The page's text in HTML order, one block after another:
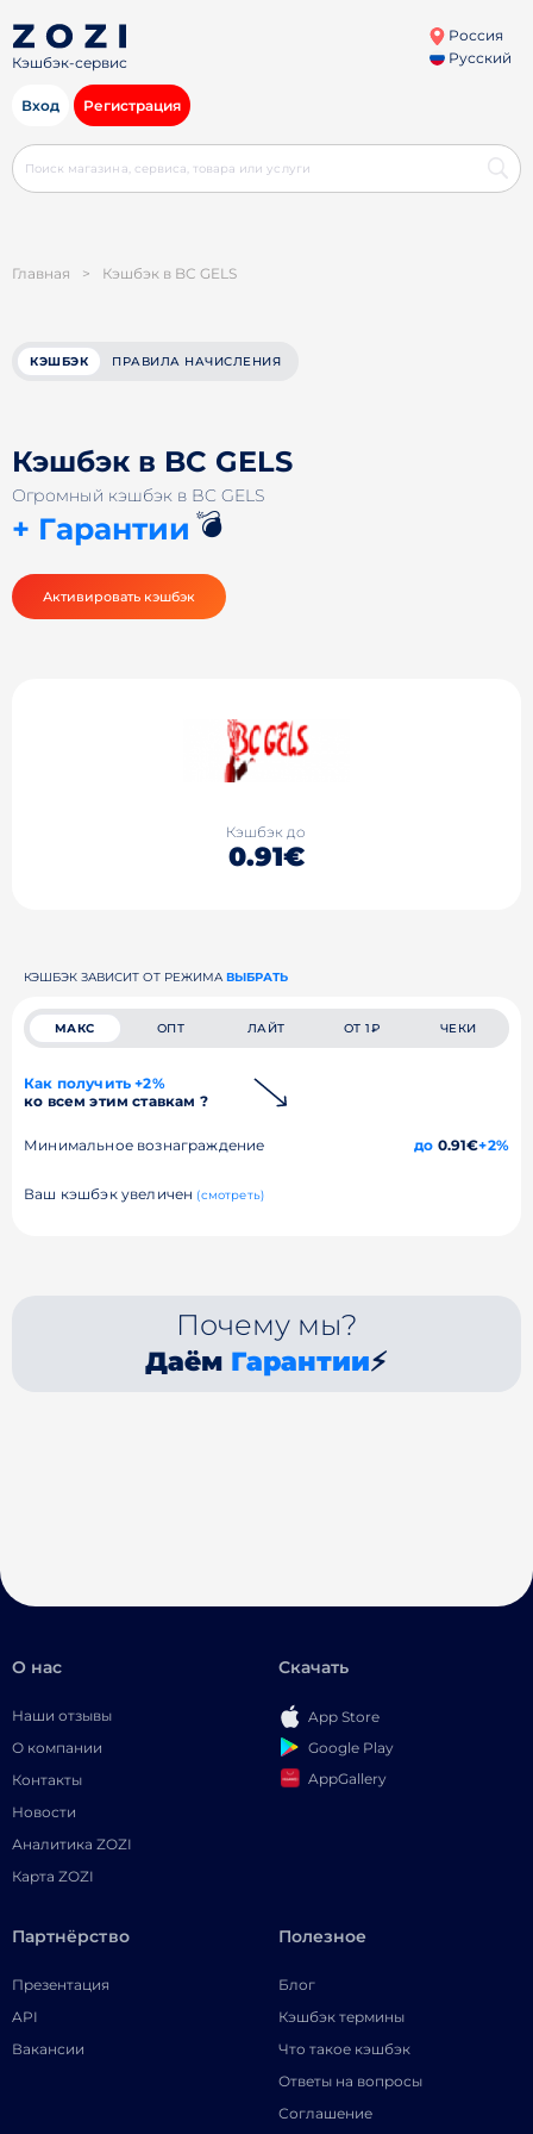
Кэшбэк-сервис
Россия
Русский
Вход Регистрация
Главная > Кэшбэк в BC GELS
КЭШБЭК ПРАВИЛА НАЧИСЛЕНИЯ
Кэшбэк в BC GELS
Огромный кэшбэк в BC GELS
+ Гарантии 💣
Активировать кэшбэк
Кэшбэк до
0.91€
КЭШБЭК ЗАВИСИТ ОТ РЕЖИМА ВЫБРАТЬ
МАКС ОПТ ЛАЙТ ОТ 1₽ ЧЕКИ
Как получить +2%
ко всем этим ставкам ?
Минимальное вознаграждение до 0.91€+2%
Ваш кэшбэк увеличен (смотреть)
Почему мы?
Даём Гарантии⚡
О нас
Наши отзывы
О компании
Контакты
Новости
Аналитика ZOZI
Карта ZOZI
Скачать
App Store
Google Play
AppGallery
Партнёрство
Презентация
API
Вакансии
Полезное
Блог
Кэшбэк термины
Что такое кэшбэк
Ответы на вопросы
Соглашение